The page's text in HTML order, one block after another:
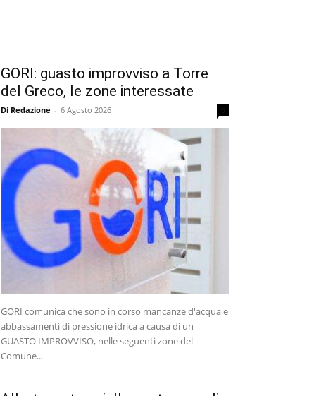
GORI: guasto improvviso a Torre
del Greco, le zone interessate
Di Redazione - 6 Agosto 2026
GORI comunica che sono in corso mancanze d'acqua e
abbassamenti di pressione idrica a causa di un
GUASTO IMPROVVISO, nelle seguenti zone del
Comune...